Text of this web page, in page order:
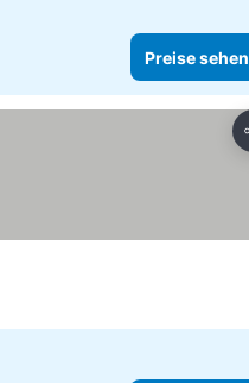
Preise sehen